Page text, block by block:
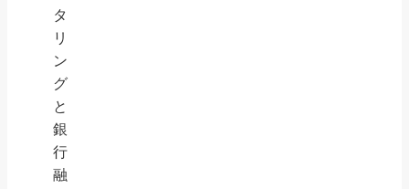
タ
リ
ン
グ
と
銀
行
融